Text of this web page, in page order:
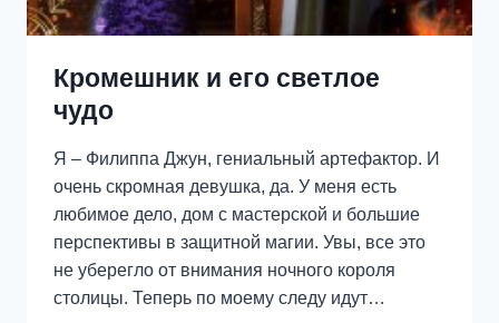
Кромешник и его светлое
чудо
Я – Филиппа Джун, гениальный артефактор. И
очень скромная девушка, да. У меня есть
любимое дело, дом с мастерской и большие
перспективы в защитной магии. Увы, все это
не уберегло от внимания ночного короля
столицы. Теперь по моему следу идут…